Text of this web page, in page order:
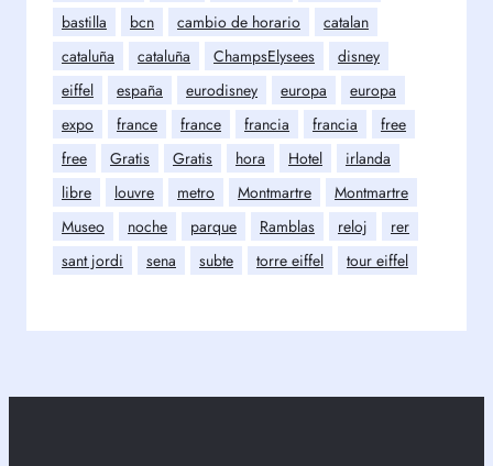
bastilla
bcn cambio de horario
catalan
cataluña
cataluña ChampsElysees
disney
eiffel
españa eurodisney europa
europa
expo
france france francia francia
free
free
Gratis Gratis hora Hotel
irlanda
libre
louvre metro Montmartre
Montmartre
Museo
noche parque Ramblas reloj
rer
sant jordi
sena subte torre eiffel tour eiffel